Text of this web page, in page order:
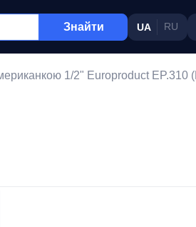
Знайти UA RU
1/2" Europroduct EP.310